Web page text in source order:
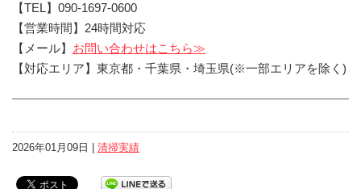
【TEL】090-1697-0600
【営業時間】24時間対応
【メール】 お問い合わせはこちら≫
【対応エリア】東京都・千葉県・埼玉県(※一部エリアを除く)
2026年01月09日 | 清掃実績